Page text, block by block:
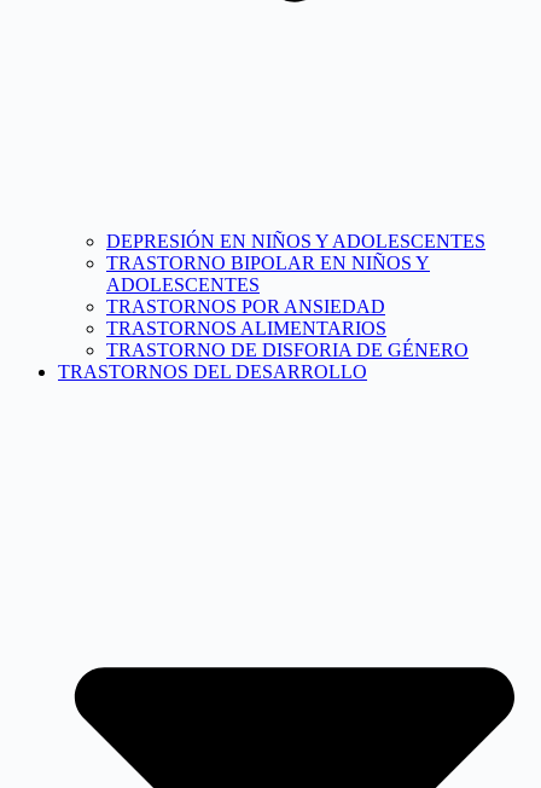
DEPRESIÓN EN NIÑOS Y ADOLESCENTES
TRASTORNO BIPOLAR EN NIÑOS Y
ADOLESCENTES
TRASTORNOS POR ANSIEDAD
TRASTORNOS ALIMENTARIOS
TRASTORNO DE DISFORIA DE GÉNERO
TRASTORNOS DEL DESARROLLO